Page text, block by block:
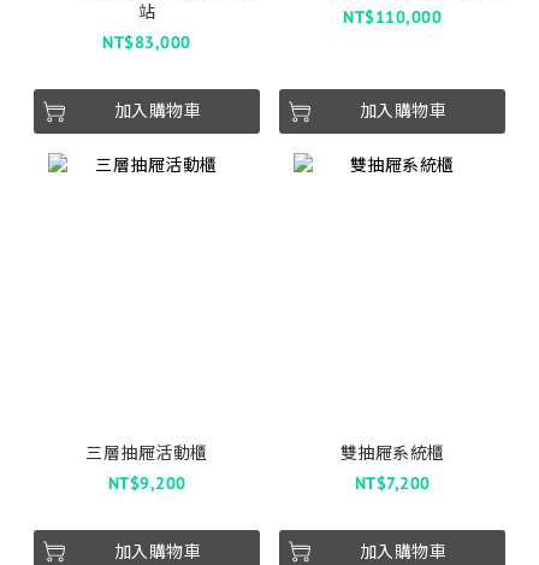
站
NT$83,000
加入購物車
NT$110,000
加入購物車
三層抽屜活動櫃
NT$9,200
加入購物車
雙抽屜系統櫃
NT$7,200
加入購物車